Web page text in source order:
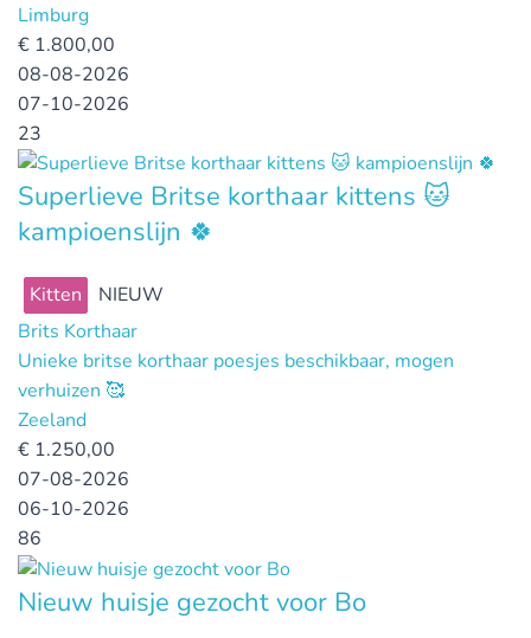
Limburg
€ 1.800,00
08-08-2026
07-10-2026
23
Superlieve Britse korthaar kittens 🐱
kampioenslijn 🍀
Kitten
NIEUW
Brits Korthaar
Unieke britse korthaar poesjes beschikbaar, mogen
verhuizen 🥰
Zeeland
€ 1.250,00
07-08-2026
06-10-2026
86
Nieuw huisje gezocht voor Bo